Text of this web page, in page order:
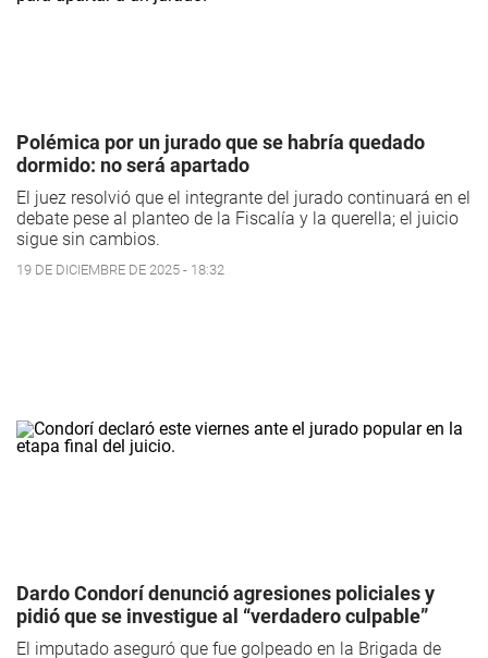
Polémica por un jurado que se habría quedado
dormido: no será apartado
El juez resolvió que el integrante del jurado continuará en el
debate pese al planteo de la Fiscalía y la querella; el juicio
sigue sin cambios.
19 DE DICIEMBRE DE 2025 - 18:32
Dardo Condorí denunció agresiones policiales y
pidió que se investigue al “verdadero culpable”
El imputado aseguró que fue golpeado en la Brigada de